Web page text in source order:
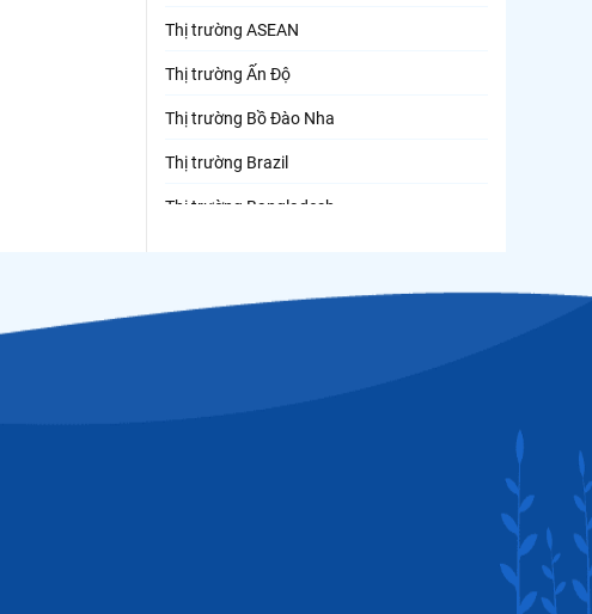
Thị trường ASEAN
Thị trường Ấn Độ
Thị trường Bồ Đào Nha
Thị trường Brazil
Thị trường Bangladesh
Thị trường Canada